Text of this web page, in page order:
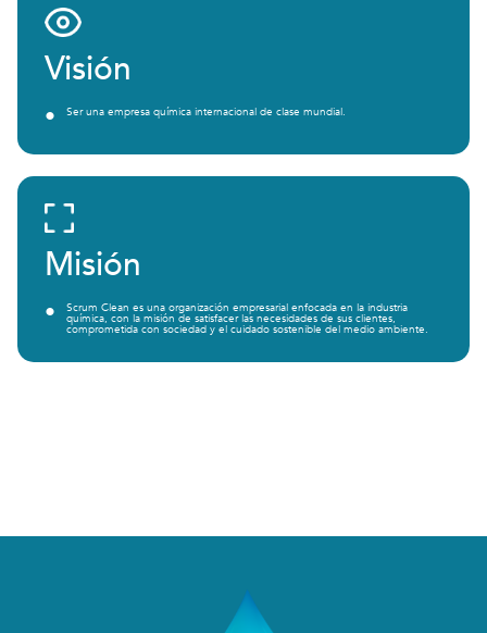
Visión
• Ser una empresa química internacional de clase mundial.
Misión
• Scrum Clean es una organización empresarial enfocada en la industria
química, con la misión de satisfacer las necesidades de sus clientes,
comprometida con sociedad y el cuidado sostenible del medio ambiente.